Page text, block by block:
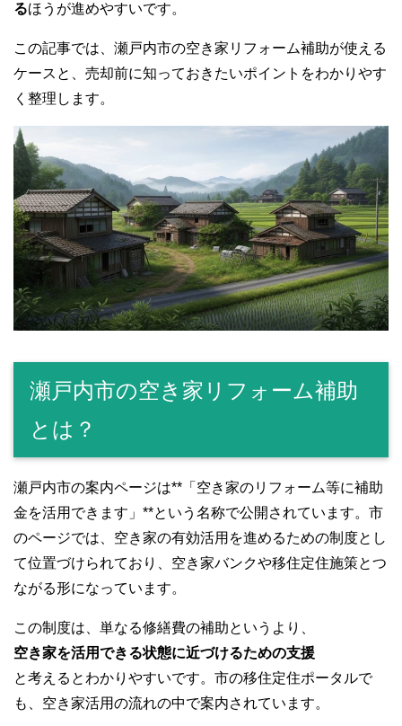
るほうが進めやすいです。
この記事では、瀬戸内市の空き家リフォーム補助が使える
ケースと、売却前に知っておきたいポイントをわかりやす
く整理します。
瀬戸内市の空き家リフォーム補助
とは？
瀬戸内市の案内ページは**「空き家のリフォーム等に補助
金を活用できます」**という名称で公開されています。市
のページでは、空き家の有効活用を進めるための制度とし
て位置づけられており、空き家バンクや移住定住施策とつ
ながる形になっています。
この制度は、単なる修繕費の補助というより、
空き家を活用できる状態に近づけるための支援
と考えるとわかりやすいです。市の移住定住ポータルで
も、空き家活用の流れの中で案内されています。